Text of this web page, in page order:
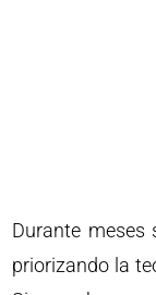
Durante meses
priorizando la